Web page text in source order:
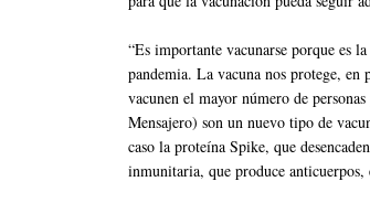
“Es importante vacunarse porque es
pandemia. La vacuna nos protege,
vacunen el mayor número de
Mensajero) son un nuevo tipo de
caso la proteína Spike, que
inmunitaria, que produce